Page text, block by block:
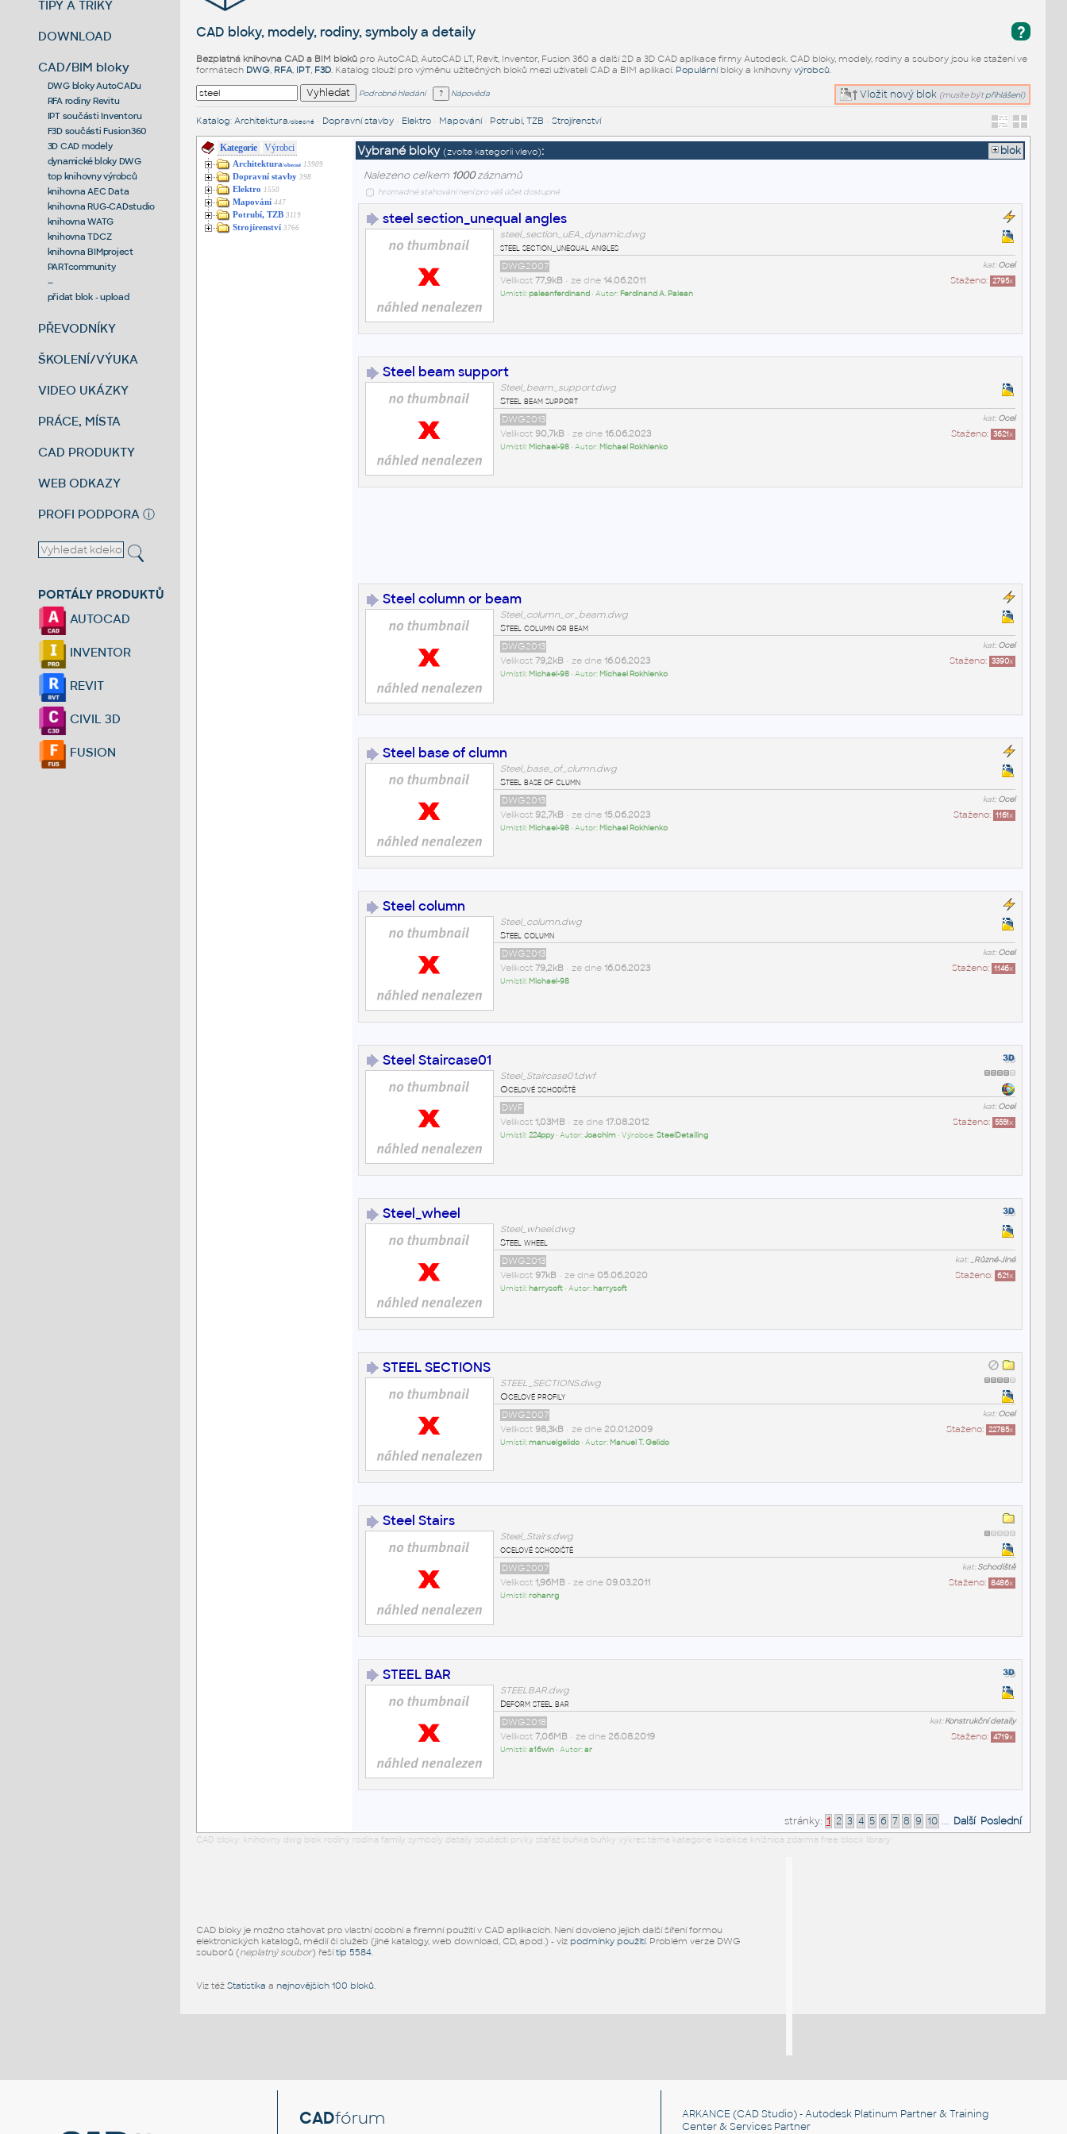
TIPY A TRIKY
DOWNLOAD
CAD/BIM bloky
DWG bloky AutoCADu
RFA rodiny Revitu
IPT součásti Inventoru
F3D součásti Fusion360
3D CAD modely
dynamické bloky DWG
top knihovny výrobců
knihovna AEC Data
knihovna RUG-CADstudio
knihovna WATG
knihovna TDCZ
knihovna BIMproject
PARTcommunity
--
přidat blok - upload
PŘEVODNÍKY
ŠKOLENÍ/VÝUKA
VIDEO UKÁZKY
PRÁCE, MÍSTA
CAD PRODUKTY
WEB ODKAZY
PROFI PODPORA ⓘ
PORTÁLY PRODUKTŮ
AUTOCAD
INVENTOR
REVIT
CIVIL 3D
FUSION
?
CAD bloky, modely, rodiny, symboly a detaily
Bezplatná knihovna CAD a BIM blokůpro AutoCAD, AutoCAD LT, Revit, Inventor, Fusion 360 a další 2D a 3D CAD aplikace firmy Autodesk. CAD bloky, modely, rodiny a soubory jsou ke stažení ve
formátech DWG, RFA, IPT, F3D. Katalog slouží pro výměnu užitečných bloků mezi uživateli CAD a BIM aplikací. Populárníbloky a knihovny výrobců.
Vložit nový blok (musíte být přihlášeni)
Podrobné hledání Nápověda
Katalog: Architektura /obecné• Dopravní stavby• Elektro• Mapování• Potrubí, TZB • Strojírenství
Kategorie Výrobci
Architektura/obecné 13909
Dopravní stavby 398
Elektro 1550
Mapování 447
Potrubí, TZB 3119
Strojírenství 3766
Vybrané bloky (zvolte kategorii vlevo):
blok
Nalezeno celkem 1000záznamů
hromadné stahování není pro váš účet dostupné
steel section_unequal angles
steel_section_uEA_dynamic.dwg
steel section_unequal angles
kat:Ocel
DWG2007
Staženo: 2795x
Velikost 77,9kB• ze dne 14.06.2011
Umístil:paleanferdinand• Autor: Ferdinand A. Palean
Steel beam support
Steel_beam_support.dwg
Steel beam support
kat:Ocel
DWG2013
Staženo: 3621x
Velikost 90,7kB• ze dne 16.06.2023
Umístil: Michael-98• Autor: Michael Rokhlenko
Steel column or beam
Steel_column_or_beam.dwg
Steel column or beam
kat:Ocel
DWG2013
Staženo: 3390x
Velikost 79,2kB• ze dne 16.06.2023
Umístil: Michael-98• Autor: Michael Rokhlenko
Steel base of clumn
Steel_base_of_clumn.dwg
Steel base of clumn
kat:Ocel
DWG2013
Staženo: 1161x
Velikost 92,7kB• ze dne 15.06.2023
Umístil: Michael-98• Autor: Michael Rokhlenko
Steel column
Steel_column.dwg
Steel column
kat:Ocel
DWG2013
Staženo: 1146x
Velikost 79,2kB• ze dne 16.06.2023
Umístil: Michael-98
Steel Staircase01
Steel_Staircase01.dwf
Ocelové schodiště
kat:Ocel
DWF
Staženo: 5551x
Velikost 1,03MB• ze dne 17.08.2012
Umístil:224ppy• Autor:Joachim• Výrobce:SteelDetailing
Steel_wheel
Steel_wheel.dwg
Steel wheel
kat:_Různé-Jiné
DWG2013
Staženo: 621x
Velikost 97kB• ze dne 05.06.2020
Umístil: harrysoft• Autor: harrysoft
STEEL SECTIONS
STEEL_SECTIONS.dwg
Ocelové profily
kat:Ocel
DWG2007
Staženo: 22785x
Velikost 98,3kB• ze dne 20.01.2009
Umístil:manuelgelido• Autor: Manuel T. Gelido
Steel Stairs
Steel_Stairs.dwg
ocelové schodiště
kat:Schodiště
DWG2007
Staženo: 8486x
Velikost 1,96MB• ze dne 09.03.2011
Umístil:rohanrg
STEEL BAR
STEELBAR.dwg
Deform steel bar
kat:Konstrukční detaily
DWG2018
Staženo: 4719x
Velikost 7,06MB• ze dne 26.08.2019
Umístil:a16win• Autor:ar
stránky: 1 2 3 4 5 6 7 8 9 10 ... Další Poslední
CAD bloky: knihovny dwg blok rodiny rodina family symboly detaily součásti prvky stafáž buňka buňky výkres téma kategorie kolekce knižnica zdarma free block library
CAD bloky je možno stahovat pro vlastní osobní a firemní použití v CAD aplikacích. Není dovoleno jejich další šíření formou
elektronických katalogů, médií či služeb (jiné katalogy, web download, CD, apod.) - viz podmínky použití. Problém verze DWG
souborů (neplatný soubor) řešítip 5584.
Viz též Statistika a nejnovějších 100 bloků.
CADfórum ARKANCE (CAD Studio) - Autodesk Platinum Partner & Training
Center & Services Partner